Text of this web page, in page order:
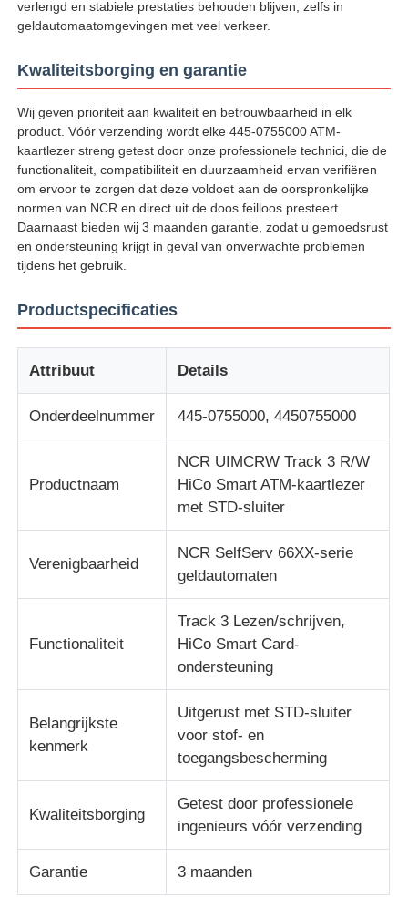
Fabrieksreis
Kwaliteitscontrole
Contacteer ons
Vraag een offerte aan
Diebold ATM-onderdelen
NCR ATM-onderdelen
Wincor ATM-onderdelen
Hyosung ATM onderdelen
Fujitsu ATM-onderdelen
Hitachi ATM-onderdelen
De Delen van GRG ATM
verlengd en stabiele prestaties behouden blijven, zelfs in
geldautomaatomgevingen met veel verkeer.
Kwaliteitsborging en garantie
Wij geven prioriteit aan kwaliteit en betrouwbaarheid in elk
product. Vóór verzending wordt elke 445-0755000 ATM-
kaartlezer streng getest door onze professionele technici, die de
functionaliteit, compatibiliteit en duurzaamheid ervan verifiëren
om ervoor te zorgen dat deze voldoet aan de oorspronkelijke
normen van NCR en direct uit de doos feilloos presteert.
Daarnaast bieden wij 3 maanden garantie, zodat u gemoedsrust
en ondersteuning krijgt in geval van onverwachte problemen
tijdens het gebruik.
Productspecificaties
Attribuut Details
Onderdeelnummer 445-0755000, 4450755000
Productnaam
NCR UIMCRW Track 3 R/W
HiCo Smart ATM-kaartlezer
met STD-sluiter
Verenigbaarheid
NCR SelfServ 66XX-serie
geldautomaten
Functionaliteit
Track 3 Lezen/schrijven,
HiCo Smart Card-
ondersteuning
Belangrijkste
kenmerk
Uitgerust met STD-sluiter
voor stof- en
toegangsbescherming
Kwaliteitsborging
Getest door professionele
ingenieurs vóór verzending
Garantie 3 maanden